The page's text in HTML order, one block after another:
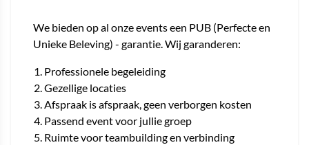
We bieden op al onze events een PUB (Perfecte en
Unieke Beleving) - garantie. Wij garanderen:
Professionele begeleiding
Gezellige locaties
Afspraak is afspraak, geen verborgen kosten
Passend event voor jullie groep
Ruimte voor teambuilding en verbinding